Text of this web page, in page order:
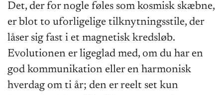
Det, der for nogle føles som kosmisk skæbne,
er blot to uforligelige tilknytningsstile, der
låser sig fast i et magnetisk kredsløb.
Evolutionen er ligeglad med, om du har en
god kommunikation eller en harmonisk
hverdag om ti år; den er reelt set kun